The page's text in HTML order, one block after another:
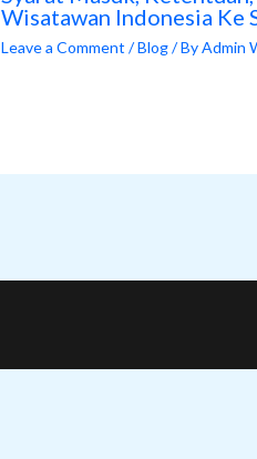
Wisatawan Indonesia Ke
Leave a Comment /Blog/ ByAdmin